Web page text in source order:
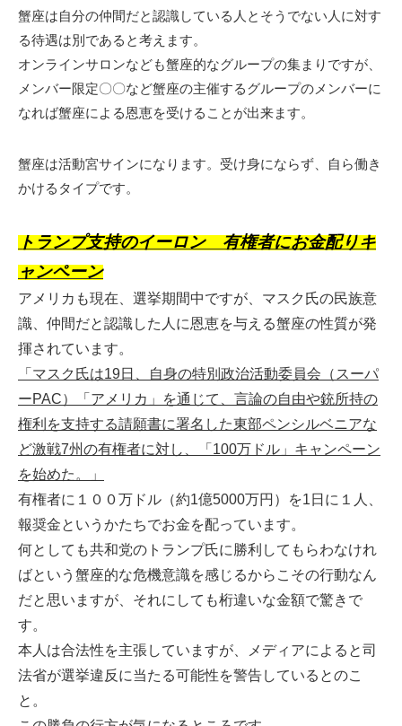
蟹座は自分の仲間だと認識している人とそうでない人に対す
る待遇は別であると考えます。
オンラインサロンなども蟹座的なグループの集まりですが、
メンバー限定〇〇など蟹座の主催するグループのメンバーに
なれば蟹座による恩恵を受けることが出来ます。
蟹座は活動宮サインになります。受け身にならず、自ら働き
かけるタイプです。
トランプ支持のイーロン 有権者にお金配りキ
ャンペーン
アメリカも現在、選挙期間中ですが、マスク氏の民族意
識、仲間だと認識した人に恩恵を与える蟹座の性質が発
揮されています。
「マスク氏は19日、自身の特別政治活動委員会（スーパ
ーPAC）「アメリカ」を通じて、言論の自由や銃所持の
権利を支持する請願書に署名した東部ペンシルベニアな
ど激戦7州の有権者に対し、「100万ドル」キャンペーン
を始めた。」
有権者に１００万ドル（約1億5000万円）を1日に１人、
報奨金というかたちでお金を配っています。
何としても共和党のトランプ氏に勝利してもらわなけれ
ばという蟹座的な危機意識を感じるからこその行動なん
だと思いますが、それにしても桁違いな金額で驚きで
す。
本人は合法性を主張していますが、メディアによると司
法省が選挙違反に当たる可能性を警告しているとのこ
と。